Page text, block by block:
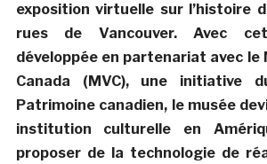
exposition virtuelle sur l’histoire
rues de Vancouver. Avec
développée en partenariat avec le
Canada (MVC), une initiative
Patrimoine canadien, le musée
institution culturelle en
proposer de la technologie de